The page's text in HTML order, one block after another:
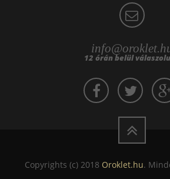
12 órán belül
Copyrights (c) 2018 Oroklet.hu.